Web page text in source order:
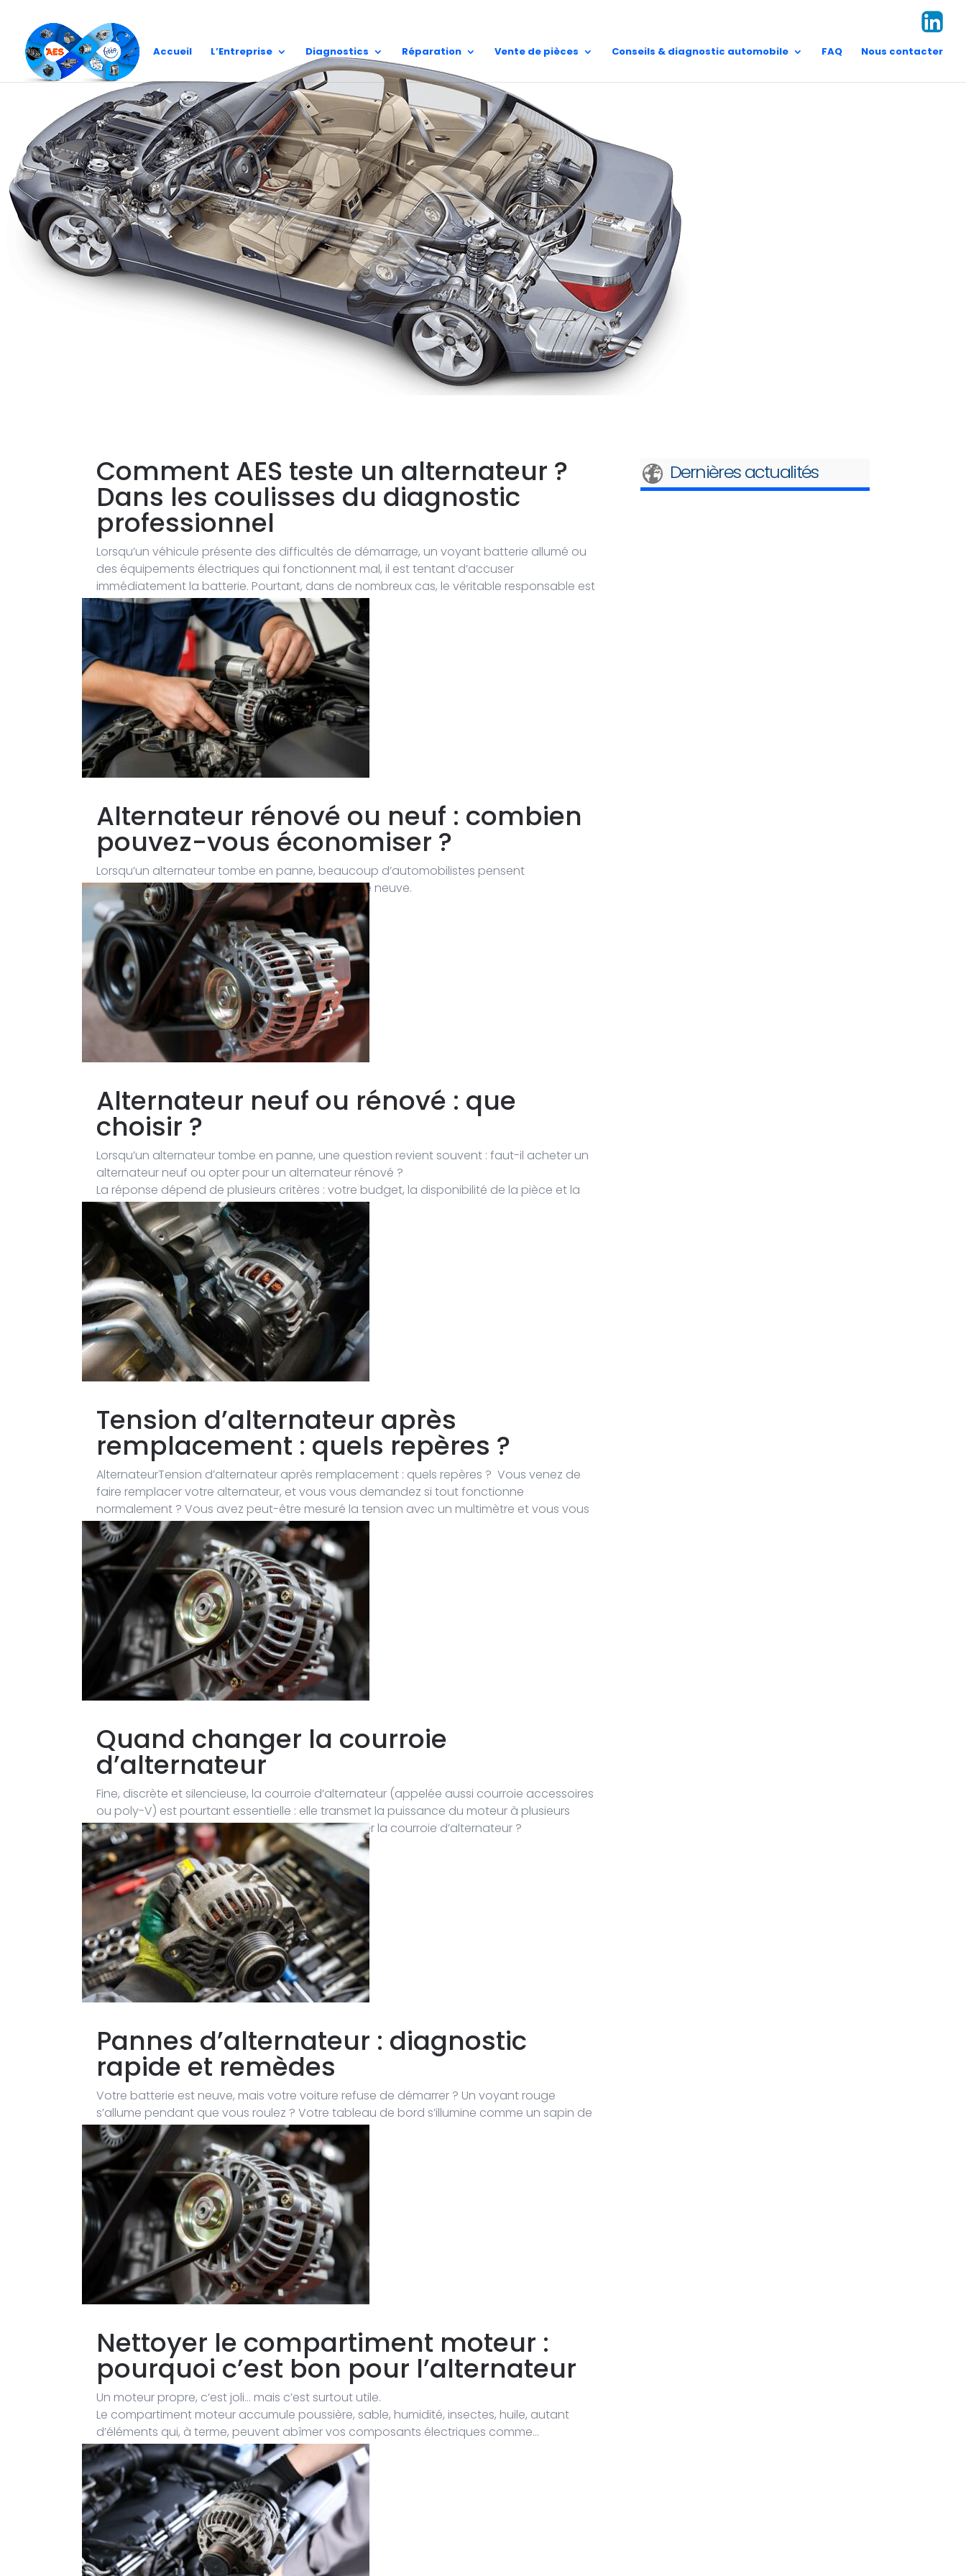
Accueil L’Entreprise Diagnostics Réparation Vente de pièces Conseils & diagnostic automobile FAQ Nous contacter
Blog
Comment AES teste un alternateur ?
Dans les coulisses du diagnostic
professionnel
Lorsqu’un véhicule présente des difficultés de démarrage, un voyant batterie allumé ou
des équipements électriques qui fonctionnent mal, il est tentant d’accuser
immédiatement la batterie. Pourtant, dans de nombreux cas, le véritable responsable est
l’alternateur.
Alternateur rénové ou neuf : combien
pouvez-vous économiser ?
Lorsqu’un alternateur tombe en panne, beaucoup d’automobilistes pensent
immédiatement au remplacement par une pièce neuve.
Alternateur neuf ou rénové : que
choisir ?
Lorsqu’un alternateur tombe en panne, une question revient souvent : faut-il acheter un
alternateur neuf ou opter pour un alternateur rénové ?
La réponse dépend de plusieurs critères : votre budget, la disponibilité de la pièce et la
qualité de la rénovation.
Tension d’alternateur après
remplacement : quels repères ?
AlternateurTension d’alternateur après remplacement : quels repères ? Vous venez de
faire remplacer votre alternateur, et vous vous demandez si tout fonctionne
normalement ? Vous avez peut-être mesuré la tension avec un multimètre et vous vous
interrogez :...
Quand changer la courroie
d’alternateur
Fine, discrète et silencieuse, la courroie d’alternateur (appelée aussi courroie accessoires
ou poly-V) est pourtant essentielle : elle transmet la puissance du moteur à plusieurs
éléments clés, dont… l’alternateur.Quand changer la courroie d’alternateur ?
Pannes d’alternateur : diagnostic
rapide et remèdes
Votre batterie est neuve, mais votre voiture refuse de démarrer ? Un voyant rouge
s’allume pendant que vous roulez ? Votre tableau de bord s’illumine comme un sapin de
Noël ?
Nettoyer le compartiment moteur :
pourquoi c’est bon pour l’alternateur
Un moteur propre, c’est joli… mais c’est surtout utile.
Le compartiment moteur accumule poussière, sable, humidité, insectes, huile, autant
d’éléments qui, à terme, peuvent abîmer vos composants électriques comme…
l’alternateur.
Dernières actualités